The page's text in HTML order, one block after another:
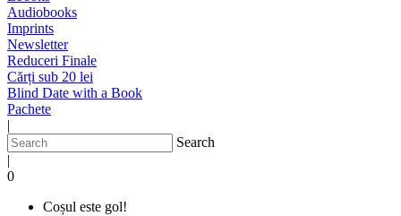
Audiobooks
Imprints
Newsletter
Reduceri Finale
Cărți sub 20 lei
Blind Date with a Book
Pachete
|
Search
|
0
Coșul este gol!